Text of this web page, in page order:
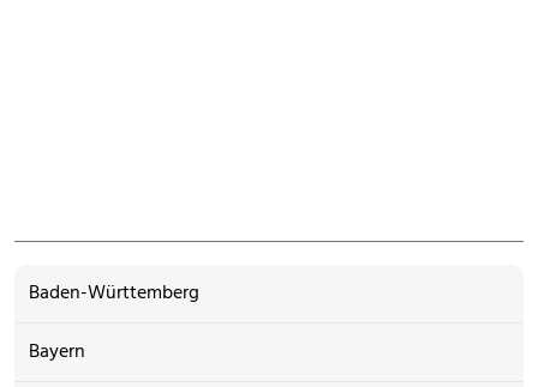
Baden-Württemberg
Bayern